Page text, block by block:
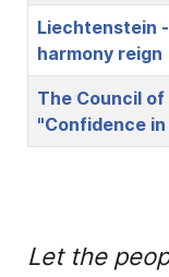
Liechtenstein
harmony reign
The Council
"Confidence
Let the